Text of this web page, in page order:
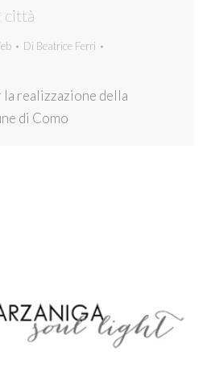
città
Di Beatrice Ferri
realizzazione della
di Como